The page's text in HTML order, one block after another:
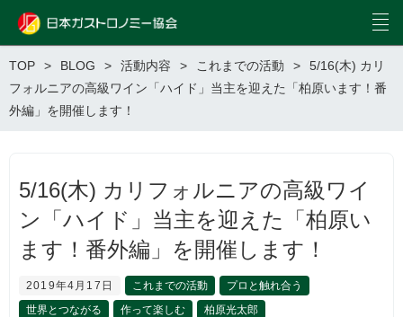
TOP BLOG 活動内容 これまでの活動
5/16(木) カリ
フォルニアの高級ワイン「ハイド」当主を迎えた「柏原います！番
外編」を開催します！
5/16(木) カリフォルニアの高級ワイ
ン「ハイド」当主を迎えた「柏原い
ます！番外編」を開催します！
2019年4月17日 これまでの活動
プロと触れ合う
世界とつながる
作って楽しむ 柏原光太郎